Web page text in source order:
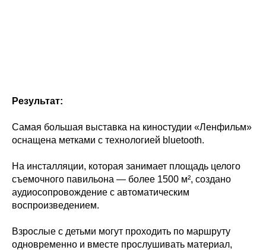
Результат:
Самая большая выставка на киностудии «Ленфильм»
оснащена метками с технологией bluetooth.
На инсталляции, которая занимает площадь целого
съемочного павильона — более 1500 м², создано
аудиосопровождение с автоматическим
воспроизведением.
Взрослые с детьми могут проходить по маршруту
одновременно и вместе прослушивать материал,